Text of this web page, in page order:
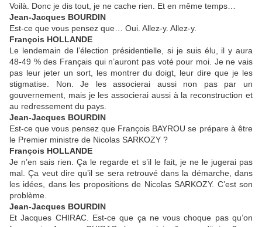
Voilà. Donc je dis tout, je ne cache rien. Et en même temps…
Jean-Jacques BOURDIN
Est-ce que vous pensez que… Oui. Allez-y. Allez-y.
François HOLLANDE
Le lendemain de l’élection présidentielle, si je suis élu, il y aura
48-49 % des Français qui n’auront pas voté pour moi. Je ne vais
pas leur jeter un sort, les montrer du doigt, leur dire que je les
stigmatise. Non. Je les associerai aussi non pas par un
gouvernement, mais je les associerai aussi à la reconstruction et
au redressement du pays.
Jean-Jacques BOURDIN
Est-ce que vous pensez que François BAYROU se prépare à être
le Premier ministre de Nicolas SARKOZY ?
François HOLLANDE
Je n’en sais rien. Ça le regarde et s’il le fait, je ne le jugerai pas
mal. Ça veut dire qu’il se sera retrouvé dans la démarche, dans
les idées, dans les propositions de Nicolas SARKOZY. C’est son
problème.
Jean-Jacques BOURDIN
Et Jacques CHIRAC. Est-ce que ça ne vous choque pas qu’on